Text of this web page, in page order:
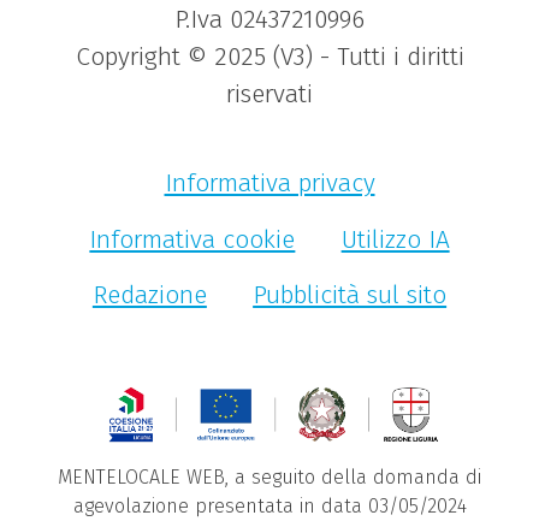
P.Iva 02437210996
Copyright © 2025 (V3) - Tutti i diritti
riservati
Informativa privacy
Informativa cookie
Utilizzo IA
Redazione
Pubblicità sul sito
MENTELOCALE WEB, a seguito della domanda di
agevolazione presentata in data 03/05/2024